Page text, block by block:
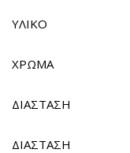
ΥΛΙΚΟ
ΧΡΩΜΑ
ΔΙΑΣΤΑΣΗ
ΔΙΑΣΤΑΣΗ